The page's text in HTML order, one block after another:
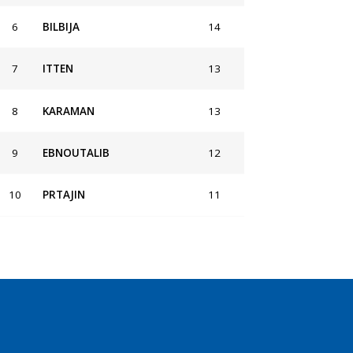
6 BILBIJA 14
7 ITTEN 13
8 KARAMAN 13
9 EBNOUTALIB 12
10 PRTAJIN 11